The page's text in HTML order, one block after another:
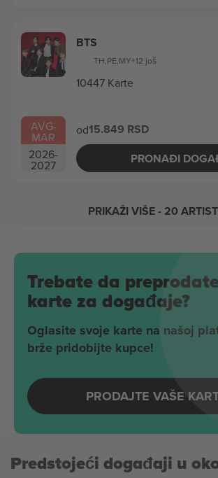
AVG-
MAR
2026-
2027
BTS
TH,PE,MY+12 još
10447 Karte
od15.849 RSD
PRONAĐI
PRIKAŽI VIŠE- 20
Trebate da
karte za događaje?
Oglasite svoje karte na našoj
brže pridobijte kupce!
PRODAJTE VAŠE
Predstojeći događaji u